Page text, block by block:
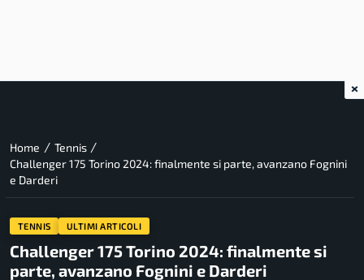
Home / Tennis /
Challenger 175 Torino 2024: finalmente si parte, avanzano Fognini
e Darderi
TENNIS ULTIMI ARTICOLI
Challenger 175 Torino 2024: finalmente si
parte, avanzano Fognini e Darderi
×